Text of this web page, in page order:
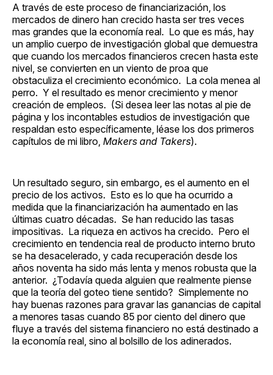
A través de este proceso de financiarización, los
mercados de dinero han crecido hasta ser tres veces
mas grandes que la economía real. Lo que es más, hay
un amplio cuerpo de investigación global que demuestra
que cuando los mercados financieros crecen hasta este
nivel, se convierten en un viento de proa que
obstaculiza el crecimiento económico. La cola menea al
perro. Y el resultado es menor crecimiento y menor
creación de empleos. (Si desea leer las notas al pie de
página y los incontables estudios de investigación que
respaldan esto específicamente, léase los dos primeros
capítulos de mi libro, Makers and Takers).
Un resultado seguro, sin embargo, es el aumento en el
precio de los activos. Esto es lo que ha ocurrido a
medida que la financiarización ha aumentado en las
últimas cuatro décadas. Se han reducido las tasas
impositivas. La riqueza en activos ha crecido. Pero el
crecimiento en tendencia real de producto interno bruto
se ha desacelerado, y cada recuperación desde los
años noventa ha sido más lenta y menos robusta que la
anterior. ¿Todavía queda alguien que realmente piense
que la teoría del goteo tiene sentido? Simplemente no
hay buenas razones para gravar las ganancias de capital
a menores tasas cuando 85 por ciento del dinero que
fluye a través del sistema financiero no está destinado a
la economía real, sino al bolsillo de los adinerados.